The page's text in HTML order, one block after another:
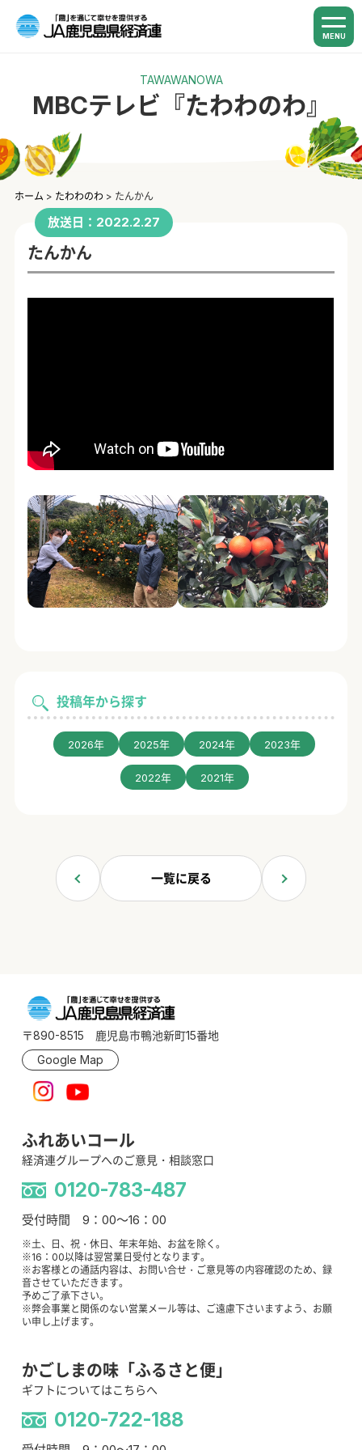
MENU
TAWAWANOWA
MBCテレビ『たわわのわ』
ホーム > たわわのわ > たんかん
投稿年から探す
2026年 2025年 2024年 2023年
2022年 2021年
放送日：2022.2.27
たんかん
一覧に戻る
〒890-8515 鹿児島市鴨池新町15番地
Google Map
ふれあいコール
経済連グループへのご意見・相談窓口
0120-783-487
受付時間 9：00～16：00
※土、日、祝・休日、年末年始、お盆を除く。
※16：00以降は翌営業日受付となります。
※お客様との通話内容は、お問い合せ・ご意見等の内容確認のため、録
音させていただきます。
予めご了承下さい。
※弊会事業と関係のない営業メール等は、ご遠慮下さいますよう、お願
い申し上げます。
かごしまの味「ふるさと便」
ギフトについてはこちらへ
0120-722-188